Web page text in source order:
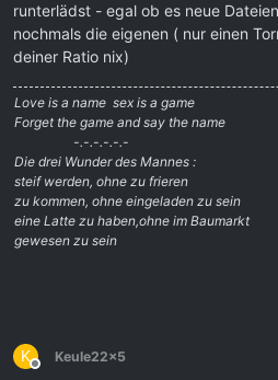
runterlädst - egal ob es neue
nochmals die eigenen ( nur einen
deiner Ratio nix)
Love is a name  sex is a game
Forget the game and say the name
-.-.-.-.-.-
Die drei Wunder des Mannes :
steif werden, ohne zu frieren
zu kommen, ohne eingeladen zu sein
eine Latte zu haben,ohne im Baumarkt
gewesen zu sein
K
Offline
Keule22x5